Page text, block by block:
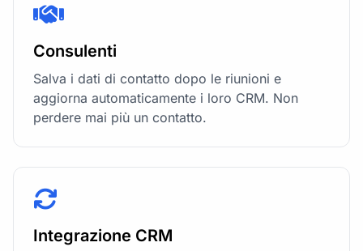
Consulenti
Salva i dati di contatto dopo le riunioni e
aggiorna automaticamente i loro CRM. Non
perdere mai più un contatto.
Integrazione CRM